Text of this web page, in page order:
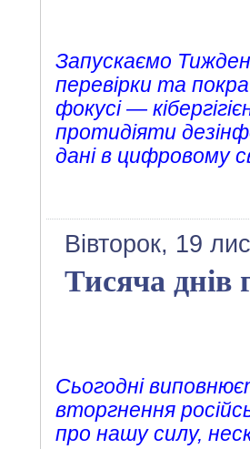
Запускаємо
перевірки та
фокусі —
протидіяти
дані в цифровому
Вівторок, 19
Тисяча днів
Сьогодні
вторгнення
про нашу силу,